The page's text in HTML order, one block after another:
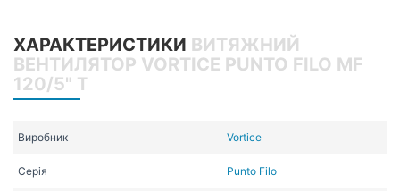
ХАРАКТЕРИСТИКИ ВИТЯЖНИЙ
ВЕНТИЛЯТОР VORTICE PUNTO FILO MF
120/5" T
Виробник Vortice
Серія Punto Filo